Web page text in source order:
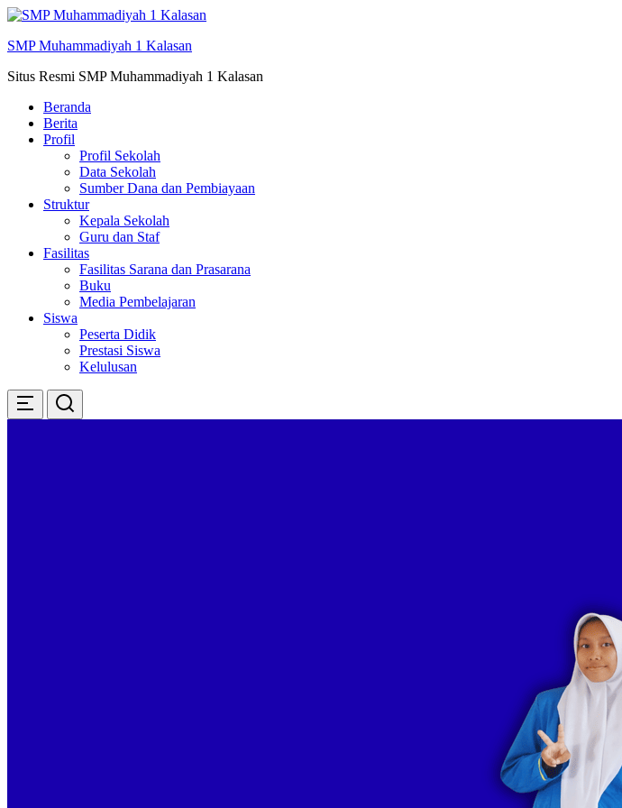
Skip
konten
SMP Muhammadiyah 1 Kalasan
Situs Resmi SMP Muhammadiyah 1 Kalasan
Beranda
Berita
Profil
Profil Sekolah
Data Sekolah
Sumber Dana dan Pembiayaan
Struktur
Kepala Sekolah
Guru dan Staf
Fasilitas
Fasilitas Sarana dan Prasarana
Buku
Media Pembelajaran
Siswa
Peserta Didik
Prestasi Siswa
Kelulusan